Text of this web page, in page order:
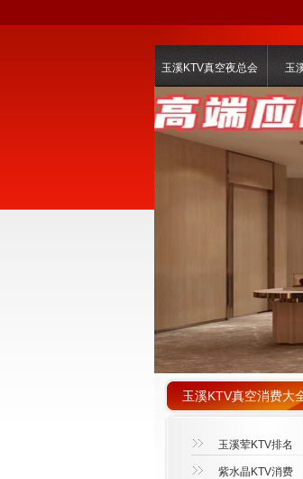
玉溪KTV真空夜总会 玉
玉溪KTV真空消费大
玉溪荤KTV排名
紫水晶KTV消费